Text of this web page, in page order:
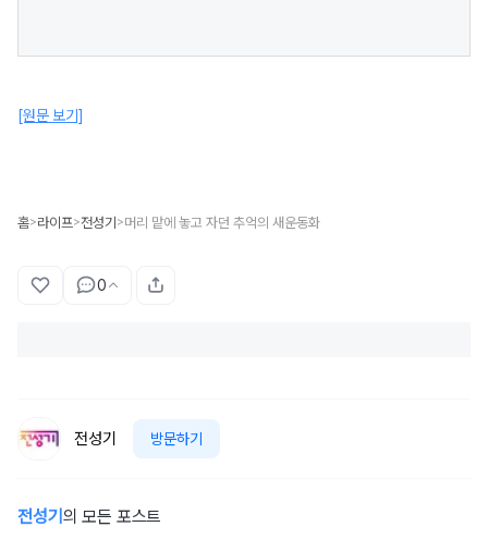
[원문 보기]
홈>라이프>전성기 >머리 맡에 놓고 자던 추억의 새운동화
0
전성기 방문하기
전성기 의 모든 포스트